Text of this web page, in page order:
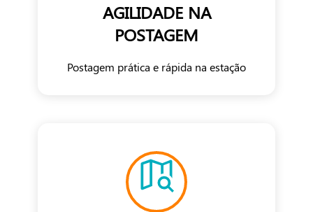
AGILIDADE NA
POSTAGEM
Postagem prática e rápida na estação